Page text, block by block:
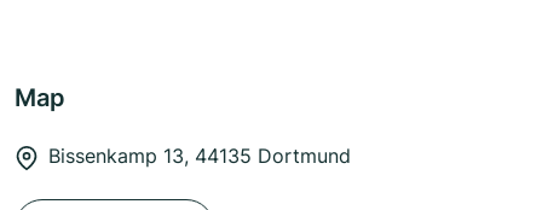
Map
Bissenkamp 13, 44135 Dortmund